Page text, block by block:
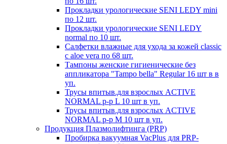
Прокладки урологические SENI LEDY mini
по 12 шт.
Прокладки урологические SENI LEDY
normal по 10 шт.
Салфетки влажные для ухода за кожей classic
c aloe vera по 68 шт.
Тампоны женские гигиенические без
аппликатора "Tampo bella" Regular 16 шт в в
уп.
Трусы впитыв.для взрослых ACTIVE
NORMAL р-р L 10 шт в уп.
Трусы впитыв.для взрослых ACTIVE
NORMAL р-р М 10 шт в уп.
Продукция Плазмолифтинга (PRP)
Пробирка вакуумная VacPlus для PRP-